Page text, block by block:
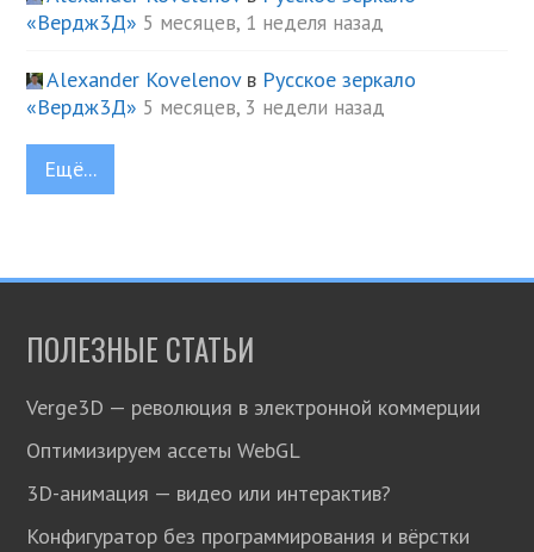
«Вердж3Д» 5 месяцев, 1 неделя назад
Alexander Kovelenovв Русское зеркало
«Вердж3Д» 5 месяцев, 3 недели назад
Ещё...
ПОЛЕЗНЫЕ СТАТЬИ
Verge3D — революция в электронной коммерции
Оптимизируем ассеты WebGL
3D-анимация — видео или интерактив?
Конфигуратор без программирования и вёрстки